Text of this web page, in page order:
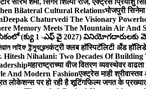
सौरभ शर्मा, सिंगर शिल्पी राज, एक्ट्रेस प्रियांशु
Bilateral Cultural Relationsभोजपुरी
Deepak Chaturvedi The Visionary
Memory Meets The Mountain Air And
(క్యు 1 -ఎఫ్ వై 2027) వినియోగదారులకు
লাইফ ইন্স্যুরেন্সकंट्री क्लब हॉस्पिटॅलिटी अँड
Hitesh Nihalani: Two Decades Of Building
महाराष्ट्राच्या वीज वितरण व्यवस्थेवर
And Modern Fashionएक्ट्रेस माही
लोकेशन्स पर हो रही है शूटिंगफिल्म जगत के प्रख्यात